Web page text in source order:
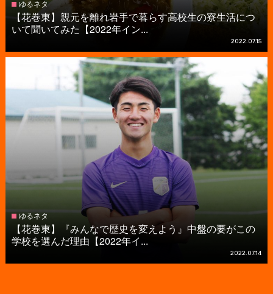
ゆるネタ
【花巻東】親元を離れ岩手で暮らす高校生の寮生活につ
いて聞いてみた【2022年イン...
2022.07.15
ゆるネタ
【花巻東】『みんなで歴史を変えよう』中盤の要がこの
学校を選んだ理由【2022年イ...
2022.07.14